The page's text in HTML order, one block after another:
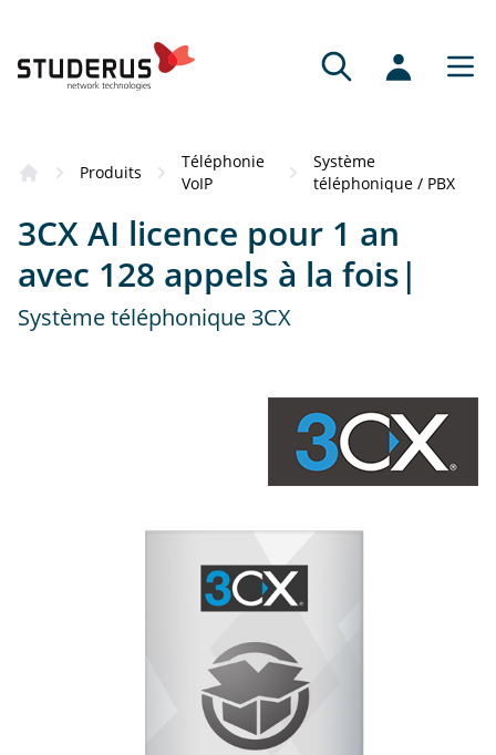
Produits
Téléphonie
VoIP
Système
téléphonique / PBX
3CX AI licence pour 1 an
avec 128 appels à la fois|
Système téléphonique 3CX